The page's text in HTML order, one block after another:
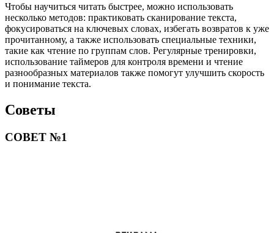
Чтобы научиться читать быстрее, можно использовать
несколько методов: практиковать сканирование текста,
фокусироваться на ключевых словах, избегать возвратов к уже
прочитанному, а также использовать специальные техники,
такие как чтение по группам слов. Регулярные тренировки,
использование таймеров для контроля времени и чтение
разнообразных материалов также помогут улучшить скорость
и понимание текста.
Советы
СОВЕТ №1